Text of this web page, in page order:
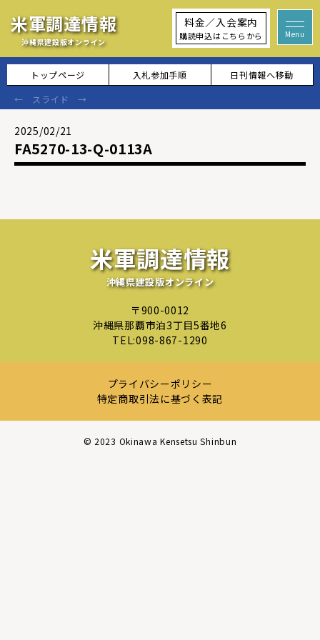
米軍調達情報
沖縄県建設版オンライン
料金／入会案内
購読申込はこちらから
トップページ 入札参加手順 日刊情報へ移動
2025/02/21
FA5270-13-Q-0113A
米軍調達情報
沖縄県建設版オンライン
〒900-0012
沖縄県那覇市泊3丁目5番地6
TEL:098-867-1290
プライバシーポリシー
特定商取引法に基づく表記
©︎ 2023 Okinawa Kensetsu Shinbun